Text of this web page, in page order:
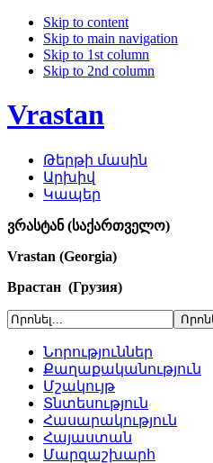
Skip to content
Skip to main navigation
Skip to 1st column
Skip to 2nd column
Vrastan
Թերթի մասին
Արխիվ
Կապեր
ვრასტან (საქართველო)
Vrastan (Georgia)
Врастан (Грузия)
Նորություններ
Քաղաքականություն
Մշակույթ
Տնտեսություն
Հասարակություն
Հայաստան
Մարզաշխարհ